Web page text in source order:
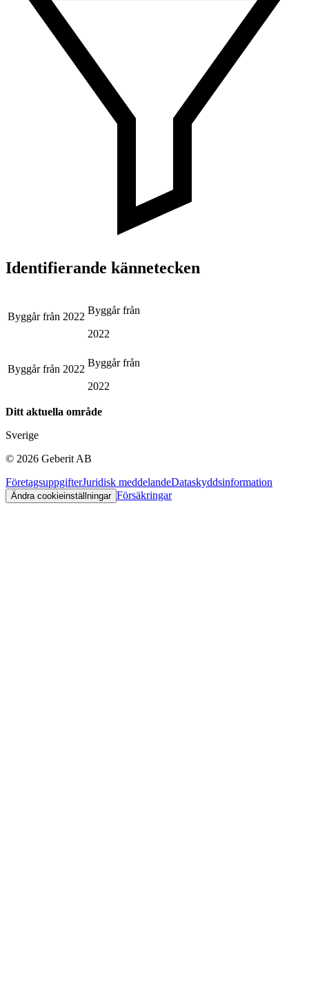
Identifierande kännetecken
Byggår från 2022
Byggår från
2022
Byggår från 2022
Byggår från
2022
Ditt aktuella område
Sverige
© 2026 Geberit AB
FöretagsuppgifterJuridisk meddelandeDataskyddsinformation
Ändra cookieinställningar Försäkringar